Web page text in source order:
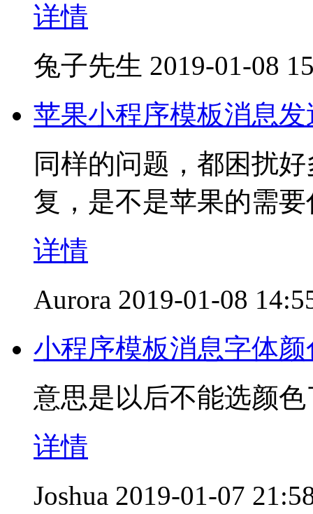
详情
兔子先生 2019-01-08
苹果小程序模板消息
同样的问题，都困扰
复，是不是苹果的需
详情
Aurora 2019-01-08
小程序模板消息字体
意思是以后不能选颜色
详情
Joshua 2019-01-07